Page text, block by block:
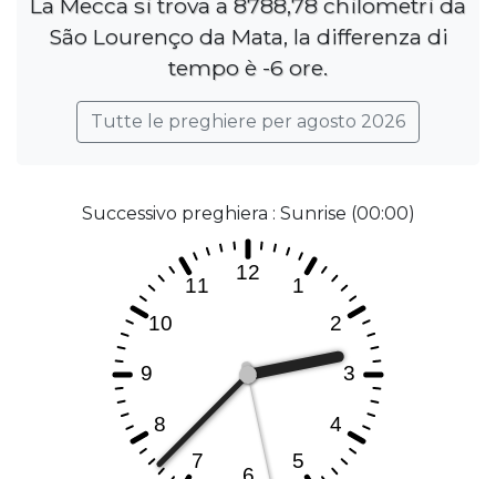
La Mecca si trova a 8788,78 chilometri da
São Lourenço da Mata, la differenza di
tempo è -6 ore.
Tutte le preghiere per agosto 2026
Successivo preghiera : Sunrise (00:00)